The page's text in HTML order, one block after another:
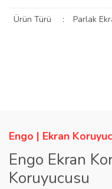
Ürün Türü : Parlak
Ürün resmi kalitesiz,
Ürün açıklamasında
Ürün bilgilerinde
Engo | Ekran
Engo Ekran
Koruyucusu